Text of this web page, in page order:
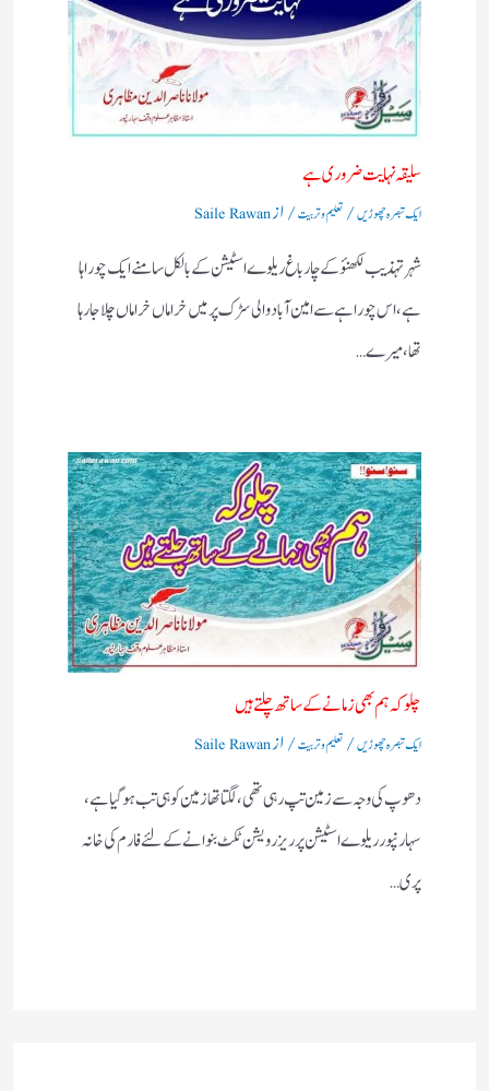
سلیقہ نہایت ضروری ہے
ایک تبصرہ چھوڑیں/ تعلیم و تربیت/ ازSaile Rawan
شہر تہذیب لکھنؤکے چارباغ ریلوے اسٹیشن کے بالکل سامنے ایک چوراہا
ہے ،اس چوراہے سے امین آباد والی سڑک پرمیں خراماں خراماں چلاجا رہا
تھا،میرے…
چلو کہ ہم بھی زمانے کے ساتھ چلتے ہیں
ایک تبصرہ چھوڑیں/ تعلیم و تربیت/ ازSaile Rawan
دھوپ کی وجہ سے زمین تپ رہی تھی، لگتا تھازمین کوہی تب ہوگیا ہے،
سہارنپورریلوے اسٹیشن پرریزرویشن ٹکٹ بنوانے کے لئے فارم کی خانہ
پری…